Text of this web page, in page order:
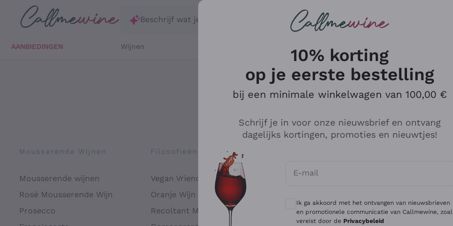
Ga direct naar de hoofdinhoud
Beschrijf wat je zoekt
AANBIEDINGEN Wijnen
Mousserende Wijnen
Mousserende wijnen
Rosé Mousserende Wijn
Prosecco
Filosofieën
Vegan Vriendelijk
Oranje Wijn
Recoltant Manipulant
Antinori
Ca' del Bosco
Gavi
10% korting
op je eerste bestelling
bij een minimale winkelwagen van 100,00 €
Schrijf je in voor onze nieuwsbrief en ontvang
dagelijks kortingen, promoties en nieuwtjes!
E-mail
Optionele toestemmingen om
Ik ga akkoord met het ontvangen van nieuwsbrieven
en promotionele communicatie van Callmewine,
vereist door de Privacybeleid